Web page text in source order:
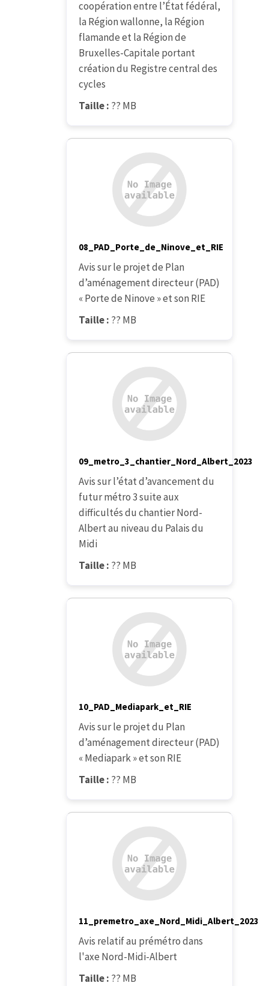
coopération entre l’État fédéral,
la Région wallonne, la Région
flamande et la Région de
Bruxelles-Capitale portant
création du Registre central des
cycles
Taille : ?? MB
08_PAD_Porte_de_Ninove_et_RIE
Avis sur le projet de Plan
d’aménagement directeur (PAD)
« Porte de Ninove » et son RIE
Taille : ?? MB
09_metro_3_chantier_Nord_Albert_2023
Avis sur l’état d’avancement du
futur métro 3 suite aux
difficultés du chantier Nord-
Albert au niveau du Palais du
Midi
Taille : ?? MB
10_PAD_Mediapark_et_RIE
Avis sur le projet du Plan
d’aménagement directeur (PAD)
« Mediapark » et son RIE
Taille : ?? MB
11_premetro_axe_Nord_Midi_Albert_2023
Avis relatif au prémétro dans
l'axe Nord-Midi-Albert
Taille : ?? MB